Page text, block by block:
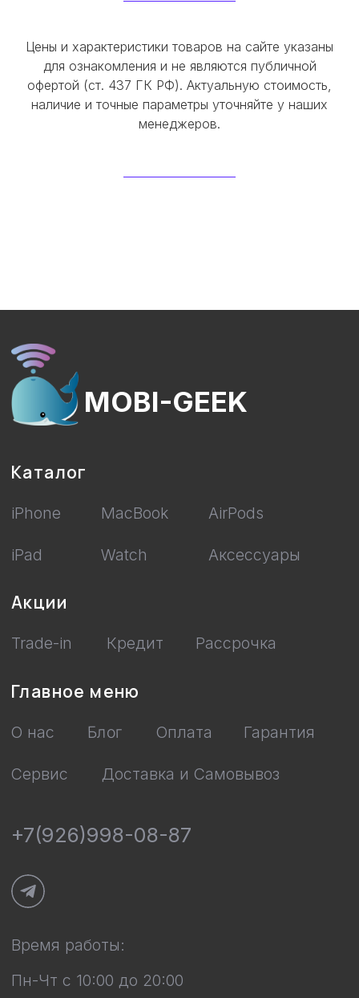
Цены и характеристики товаров на сайте указаны
для ознакомления и не являются публичной
офертой (ст. 437 ГК РФ). Актуальную стоимость,
наличие и точные параметры уточняйте у наших
менеджеров.